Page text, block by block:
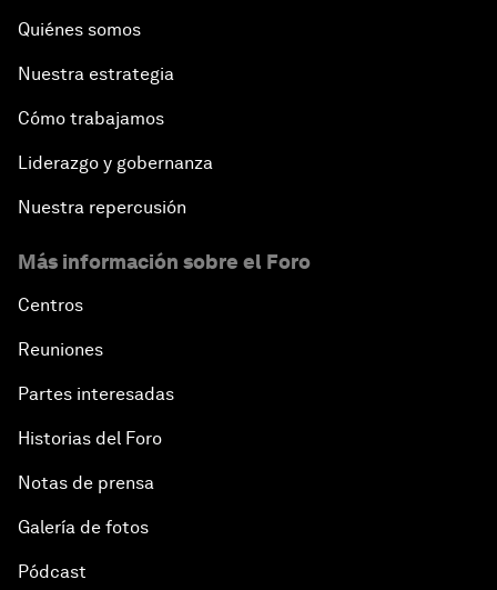
Quiénes somos
Nuestra estrategia
Cómo trabajamos
Liderazgo y gobernanza
Nuestra repercusión
Más información sobre el Foro
Centros
Reuniones
Partes interesadas
Historias del Foro
Notas de prensa
Galería de fotos
Pódcast